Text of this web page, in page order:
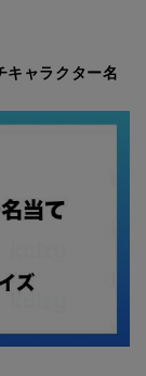
キャラクター名